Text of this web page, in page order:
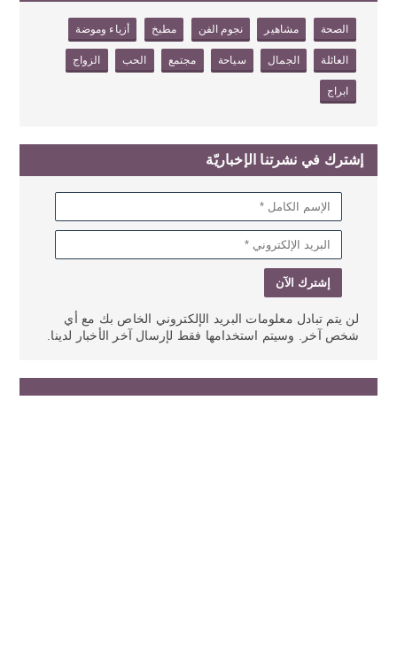
Ya Mohra
Elissa - Ajmal
Ihssas / إليسا -
أجمل إحساس
إليـسا - يــا
مـرايتـــــي
أمه
الصحة مشاهير نجوم الفن مطبخ أزياء وموضة
العائلة الجمال سياحة مجتمع الحب الزواج
ابراج
إشترك في نشرتنا الإخباريّة
لن يتم تبادل معلومات البريد الإلكتروني الخاص بك مع أي
شخص آخر. وسيتم استخدامها فقط لإرسال آخر الأخبار لدينا.